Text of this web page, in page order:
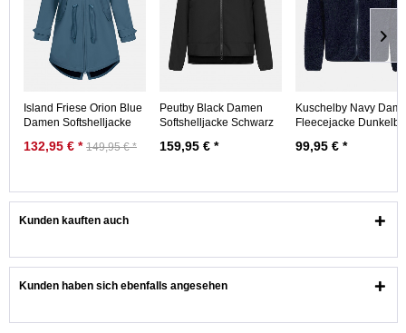
Island Friese Orion Blue
Damen Softshelljacke
132,95 € * 149,95 € *
Peutby Black Damen
Softshelljacke Schwarz
159,95 € *
Kuschelby Navy
Fleecejacke
99,95 € *
Kunden kauften auch
Kunden haben sich ebenfalls angesehen